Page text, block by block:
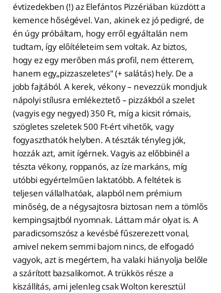
évtizedekben (!) az Elefántos Pizzériában küzdött a
kemence hőségével. Van, akinek ez jó pedigré, de
én úgy próbáltam, hogy erről egyáltalán nem
tudtam, így előítéleteim sem voltak. Az biztos,
hogy ez egy merőben más profil, nem étterem,
hanem egy„pizzaszeletes" (+ salátás) hely. De a
jobb fajtából. A kerek, vékony – nevezzük mondjuk
nápolyi stílusra emlékeztető – pizzákból a szelet
(vagyis egy negyed) 350 Ft, míg a kicsit rómais,
szögletes szeletek 500 Ft-ért vihetők, vagy
fogyaszthatók helyben. A tészták tényleg jók,
hozzák azt, amit ígérnek. Vagyis az előbbinél a
tészta vékony, roppanós, az íze markáns, míg
utóbbi egyértelműen laktatóbb. A feltétek is
teljesen vállalhatóak, alapból nem prémium
minőség, de a négysajtosra biztosan nem a tömlős
kempingsajtból nyomnak. Láttam már olyat is. A
paradicsomszósz a kevésbé fűszerezett vonal,
amivel nekem semmi bajom nincs, de elfogadó
vagyok, azt is megértem, ha valaki hiányolja belőle
a szárított bazsalikomot. A trükkös része a
kiszállítás, ami jelenleg csak Wolton keresztül